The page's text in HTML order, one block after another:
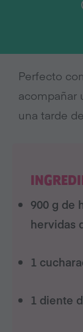
Perfecto
acompañar
una tarde
900 g de
hervidas
1
1 diente